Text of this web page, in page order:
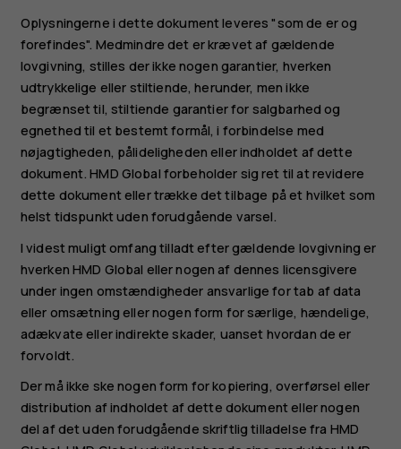
Oplysningerne i dette dokument leveres "som de er og
forefindes". Medmindre det er krævet af gældende
lovgivning, stilles der ikke nogen garantier, hverken
udtrykkelige eller stiltiende, herunder, men ikke
begrænset til, stiltiende garantier for salgbarhed og
egnethed til et bestemt formål, i forbindelse med
nøjagtigheden, pålideligheden eller indholdet af dette
dokument. HMD Global forbeholder sig ret til at revidere
dette dokument eller trække det tilbage på et hvilket som
helst tidspunkt uden forudgående varsel.
I videst muligt omfang tilladt efter gældende lovgivning er
hverken HMD Global eller nogen af dennes licensgivere
under ingen omstændigheder ansvarlige for tab af data
eller omsætning eller nogen form for særlige, hændelige,
adækvate eller indirekte skader, uanset hvordan de er
forvoldt.
Der må ikke ske nogen form for kopiering, overførsel eller
distribution af indholdet af dette dokument eller nogen
del af det uden forudgående skriftlig tilladelse fra HMD